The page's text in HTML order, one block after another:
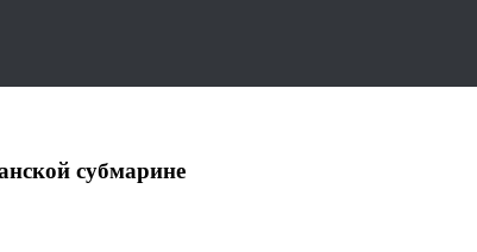
субмарине